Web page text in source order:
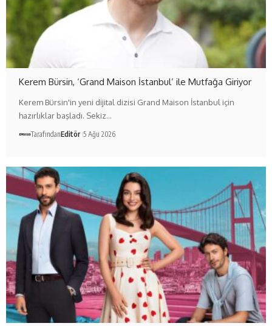
Kerem Bürsin, ‘Grand Maison İstanbul’ ile Mutfağa Giriyor
Kerem Bürsin'in yeni dijital dizisi Grand Maison İstanbul için
hazırlıklar başladı. Sekiz…
TarafındanEditör 5 Ağu 2026